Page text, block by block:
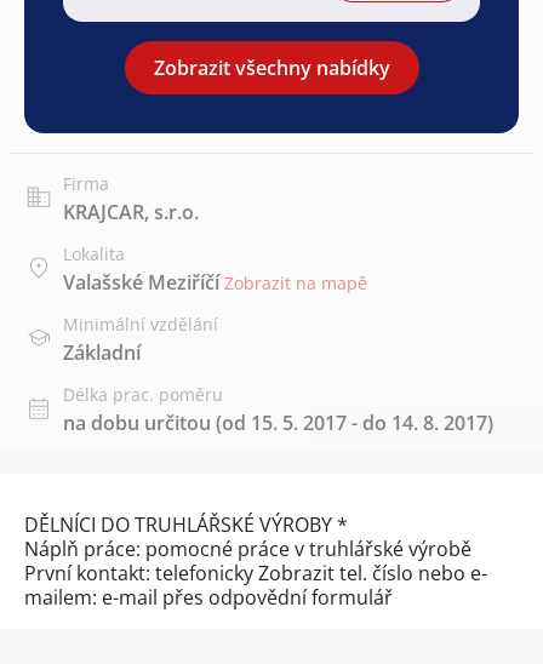
Zobrazit všechny nabídky
Firma
KRAJCAR, s.r.o.
Lokalita
Valašské Meziříčí Zobrazit na mapě
Minimální vzdělání
Základní
Délka prac. poměru
na dobu určitou (od 15. 5. 2017 - do 14. 8. 2017)
DĚLNÍCI DO TRUHLÁŘSKÉ VÝROBY *
Náplň práce: pomocné práce v truhlářské výrobě
První kontakt: telefonickyZobrazit tel. číslo nebo e-
mailem: e-mail přes odpovědní formulář